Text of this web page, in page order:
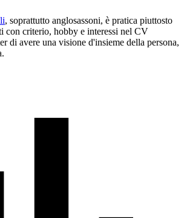
, soprattutto anglosassoni, è pratica piuttosto
con criterio, hobby e interessi nel CV
di avere una visione d'insieme della persona,